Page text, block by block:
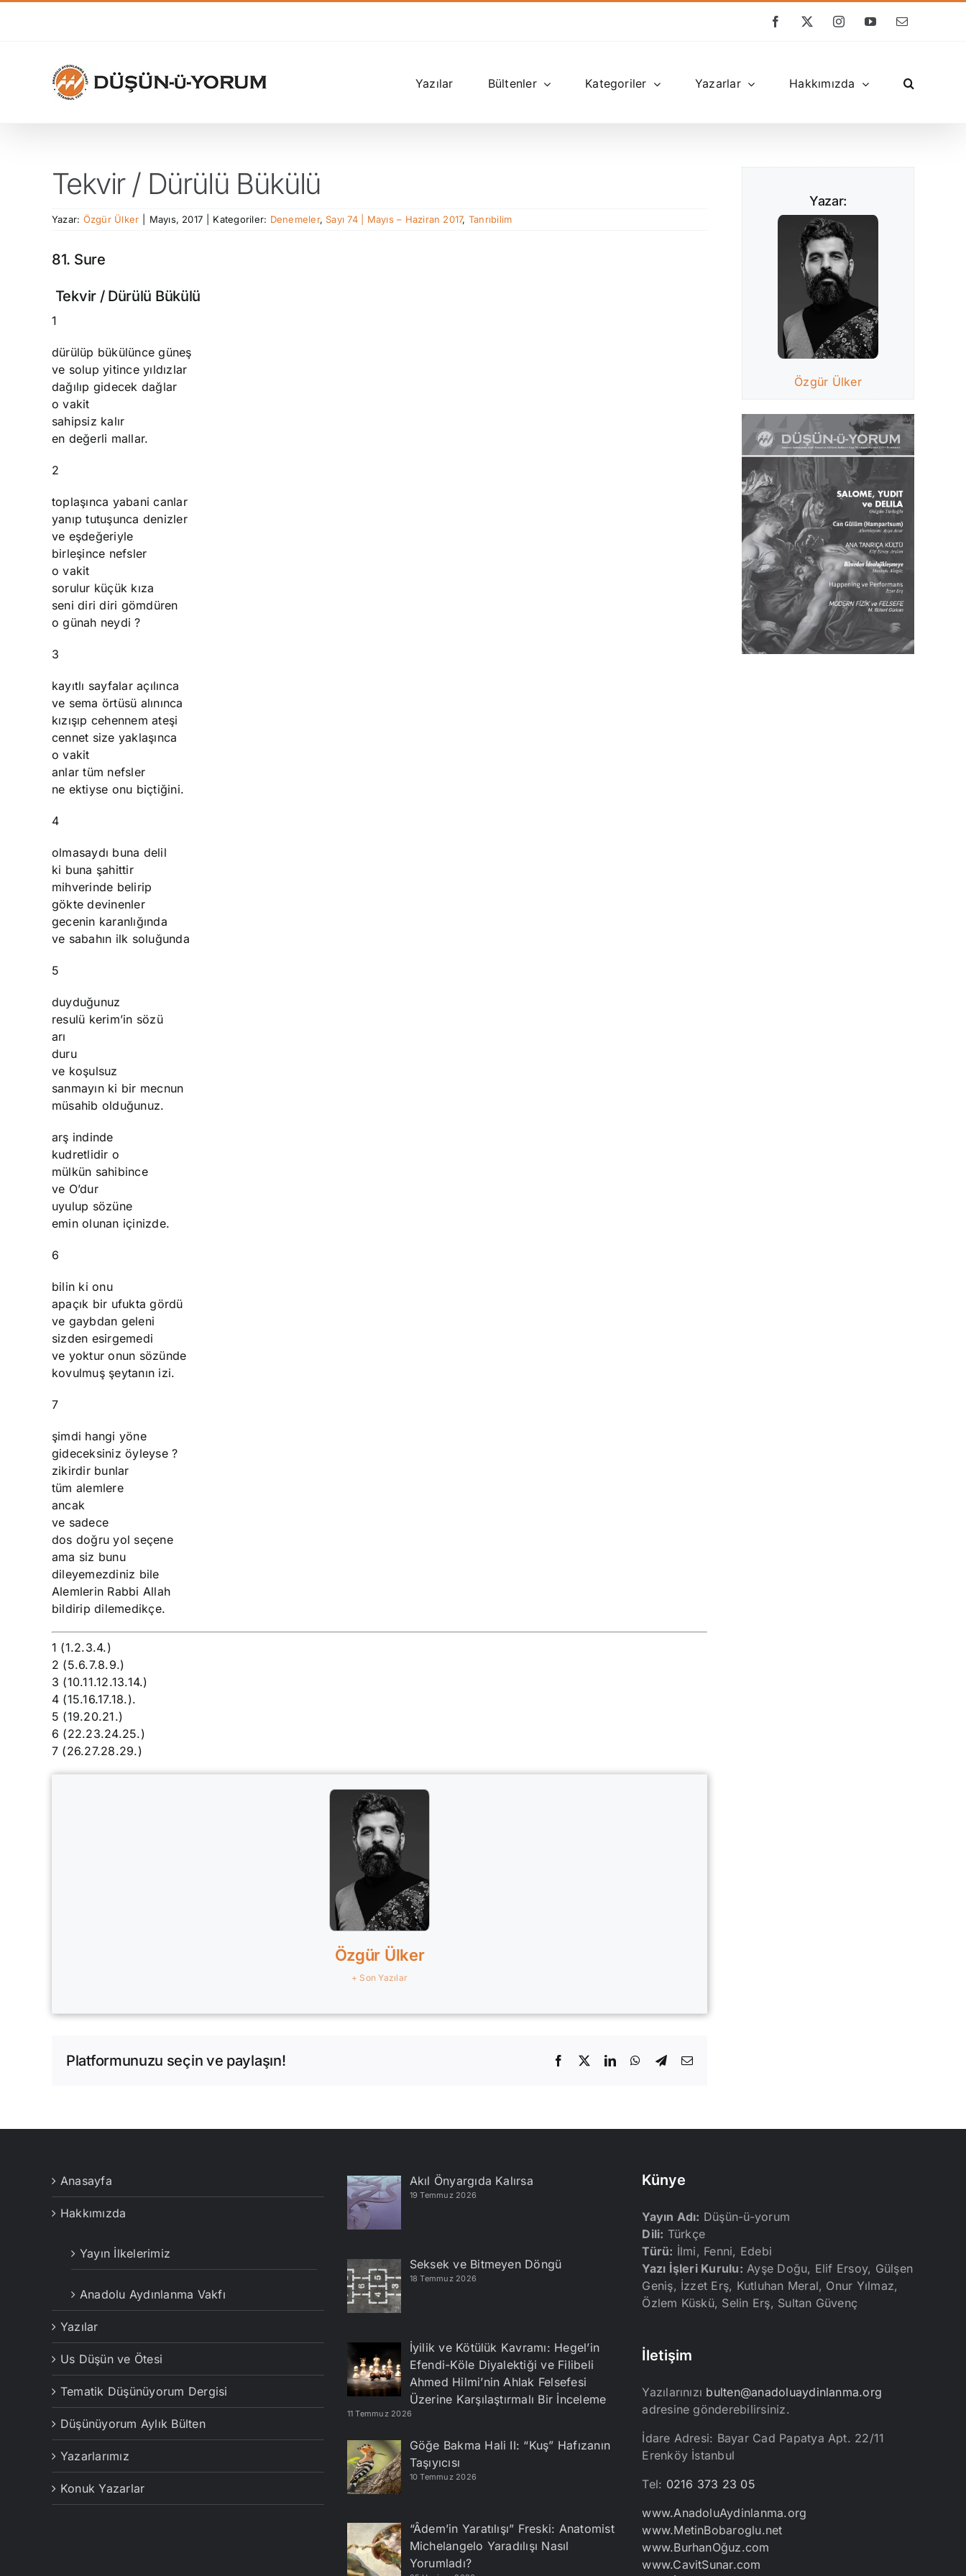
Facebook
X InstagramYouTube
E-
Yazılar Bültenler Kategoriler Yazarlar Hakkımızda
Tekvir / Dürülü Bükülü
Yazar: Özgür Ülker Mayıs, 2017 Kategoriler: Denemeler, Sayı 74 | Mayıs – Haziran 2017, Tanrıbilim
81. Sure
Tekvir / Dürülü Bükülü
1
dürülüp bükülünce güneş
ve solup yitince yıldızlar
dağılıp gidecek dağlar
o vakit
sahipsiz kalır
en değerli mallar.
2
toplaşınca yabani canlar
yanıp tutuşunca denizler
ve eşdeğeriyle
birleşince nefsler
o vakit
sorulur küçük kıza
seni diri diri gömdüren
o günah neydi ?
3
kayıtlı sayfalar açılınca
ve sema örtüsü alınınca
kızışıp cehennem ateşi
cennet size yaklaşınca
o vakit
anlar tüm nefsler
ne ektiyse onu biçtiğini.
4
olmasaydı buna delil
ki buna şahittir
mihverinde belirip
gökte devinenler
gecenin karanlığında
ve sabahın ilk soluğunda
5
duyduğunuz
resulü kerim’in sözü
arı
duru
ve koşulsuz
sanmayın ki bir mecnun
müsahib olduğunuz.
arş indinde
kudretlidir o
mülkün sahibince
ve O’dur
uyulup sözüne
emin olunan içinizde.
6
bilin ki onu
apaçık bir ufukta gördü
ve gaybdan geleni
sizden esirgemedi
ve yoktur onun sözünde
kovulmuş şeytanın izi.
7
şimdi hangi yöne
gideceksiniz öyleyse ?
zikirdir bunlar
tüm alemlere
ancak
ve sadece
dos doğru yol seçene
ama siz bunu
dileyemezdiniz bile
Alemlerin Rabbi Allah
bildirip dilemedikçe.
1 (1.2.3.4.)
2 (5.6.7.8.9.)
3 (10.11.12.13.14.)
4 (15.16.17.18.).
5 (19.20.21.)
6 (22.23.24.25.)
7 (26.27.28.29.)
Özgür Ülker
+ Son Yazılar
Platformunuzu seçin ve paylaşın! Facebook LinkedInWhatsApp
Telegram
E-
Yazar:
Özgür Ülker
Anasayfa
Hakkımızda
Yayın İlkelerimiz
Anadolu Aydınlanma Vakfı
Yazılar
Us Düşün ve Ötesi
Tematik Düşünüyorum Dergisi
Düşünüyorum Aylık Bülten
Yazarlarımız
Konuk Yazarlar
Akıl Önyargıda Kalırsa
19 Temmuz 2026
Seksek ve Bitmeyen Döngü
18 Temmuz 2026
İyilik ve Kötülük Kavramı: Hegel’in
Efendi-Köle Diyalektiği ve Filibeli
Ahmed Hilmi’nin Ahlak Felsefesi
Üzerine Karşılaştırmalı Bir İnceleme
11 Temmuz 2026
Göğe Bakma Hali II: “Kuş” Hafızanın
Taşıyıcısı
10 Temmuz 2026
“Âdem’in Yaratılışı” Freski: Anatomist
Michelangelo Yaradılışı Nasıl
Yorumladı?
Künye
Yayın Adı: Düşün-ü-yorum
Dili: Türkçe
Türü: İlmi, Fenni, Edebi
Yazı İşleri Kurulu: Ayşe Doğu, Elif Ersoy, Gülşen
Geniş, İzzet Erş, Kutluhan Meral, Onur Yılmaz,
Özlem Küskü, Selin Erş, Sultan Güvenç
İletişim
Yazılarınızı bulten@anadoluaydinlanma.org
adresine gönderebilirsiniz.
İdare Adresi: Bayar Cad Papatya Apt. 22/11
Erenköy İstanbul
Tel: 0216 373 23 05
www.AnadoluAydinlanma.org
www.MetinBobaroglu.net
www.BurhanOğuz.com
www.CavitSunar.com